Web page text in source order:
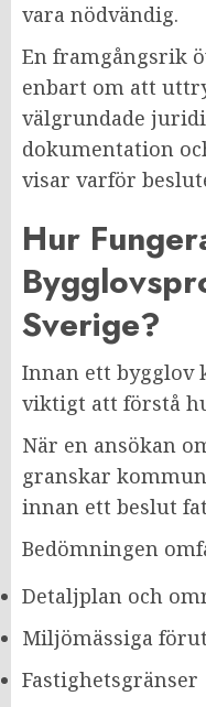
vara nödvändig.
En framgångsrik
enbart om att
välgrundade
dokumentation
visar varför
Hur
Sverige?
Innan ett bygglov
viktigt att förstå
När en ansökan
granskar
innan ett beslut
Bedömningen
Detaljplan och
Miljömässiga
Fastighetsgränser